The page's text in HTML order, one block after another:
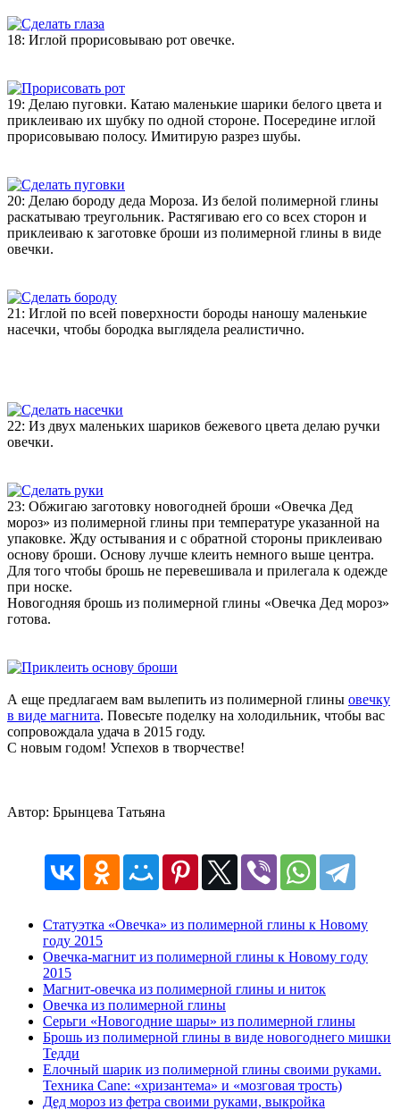
18: Иглой прорисовываю рот овечке.
19: Делаю пуговки. Катаю маленькие шарики белого цвета и
приклеиваю их шубку по одной стороне. Посередине иглой
прорисовываю полосу. Имитирую разрез шубы.
20: Делаю бороду деда Мороза. Из белой полимерной глины
раскатываю треугольник. Растягиваю его со всех сторон и
приклеиваю к заготовке броши из полимерной глины в виде
овечки.
21: Иглой по всей поверхности бороды наношу маленькие
насечки, чтобы бородка выглядела реалистично.
22: Из двух маленьких шариков бежевого цвета делаю ручки
овечки.
23: Обжигаю заготовку новогодней броши «Овечка Дед
мороз» из полимерной глины при температуре указанной на
упаковке. Жду остывания и с обратной стороны приклеиваю
основу броши. Основу лучше клеить немного выше центра.
Для того чтобы брошь не перевешивала и прилегала к одежде
при носке.
Новогодняя брошь из полимерной глины «Овечка Дед мороз»
готова.
А еще предлагаем вам вылепить из полимерной глины овечку
в виде магнита. Повесьте поделку на холодильник, чтобы вас
сопровождала удача в 2015 году.
С новым годом! Успехов в творчестве!
Автор: Брынцева Татьяна
Статуэтка «Овечка» из полимерной глины к Новому
году 2015
Овечка-магнит из полимерной глины к Новому году
2015
Магнит-овечка из полимерной глины и ниток
Овечка из полимерной глины
Серьги «Новогодние шары» из полимерной глины
Брошь из полимерной глины в виде новогоднего мишки
Тедди
Елочный шарик из полимерной глины своими руками.
Техника Cane: «хризантема» и «мозговая трость)
Дед мороз из фетра своими руками, выкройка